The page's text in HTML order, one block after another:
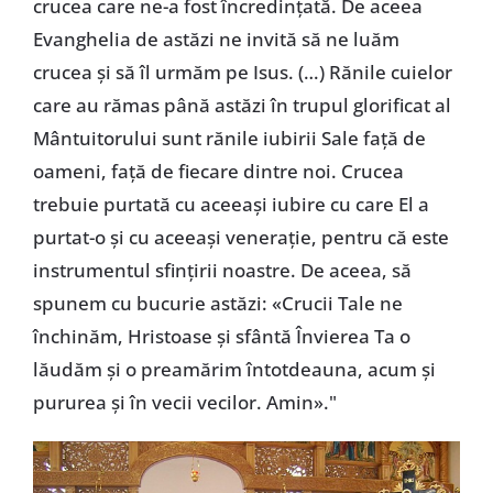
crucea care ne-a fost încredinţată. De aceea
Evanghelia de astăzi ne invită să ne luăm
crucea şi să îl urmăm pe Isus. (…) Rănile cuielor
care au rămas până astăzi în trupul glorificat al
Mântuitorului sunt rănile iubirii Sale faţă de
oameni, faţă de fiecare dintre noi. Crucea
trebuie purtată cu aceeaşi iubire cu care El a
purtat-o şi cu aceeaşi veneraţie, pentru că este
instrumentul sfinţirii noastre. De aceea, să
spunem cu bucurie astăzi: «Crucii Tale ne
închinăm, Hristoase şi sfântă Învierea Ta o
lăudăm şi o preamărim întotdeauna, acum şi
pururea şi în vecii vecilor. Amin»."